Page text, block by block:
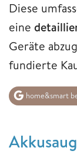
Diese
eine
Geräte
fundierte
home&smart